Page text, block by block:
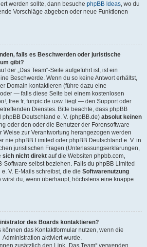
werden sollte, dann besuche phpBB Ideas, wo du
Vorschläge abgeben oder neue Funktionen
falls es Beschwerden oder juristische
gibt?
der „Das Team“-Seite aufgeführt ist, ist ein
Beschwerde. Wenn du so keine Antwort erhältst,
Domain kontaktieren (führe dazu eine
— falls diese Seite bei einem kostenlosen
free.fr, funpic.de usw. liegt — den Support oder
Dienstes. Bitte beachte, dass phpBB
phpBB Deutschland e. V. (phpBB.de) absolut keinen
oder den oder die Benutzer der Forensoftware
Weise zur Verantwortung herangezogen werden
nie phpBB Limited oder phpBB Deutschland e. V. in
juristischen Fragen (Unterlassungserklärungen,
sich nicht direkt auf die Websiten phpbb.com,
Software selbst beziehen. Falls du phpBB Limited
V. E-Mails schreibst, die die Softwarenutzung
wirst du, wenn überhaupt, höchstens eine knappe
des Boards kontaktieren?
das Kontaktformular nutzen, wenn die
Administration aktiviert wurde.
zusätzlich den Link „Das Team“ verwenden.